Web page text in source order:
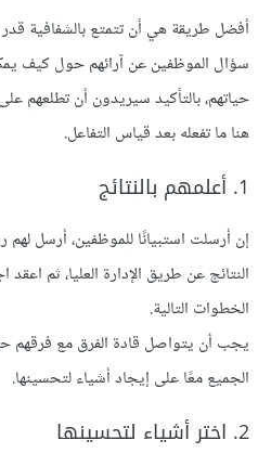
أفضل طريقة هي أن تتمتع بالشفافية
سؤال الموظفين عن آرائهم حول كيف
حياتهم، بالتأكيد سيريدون أن تطلعهم
هنا ما تفعله بعد قياس التفاعل.
1. أعلمهم بالنتائج
إن أرسلت استبيانًا للموظفين، أرسل لهم
النتائج عن طريق الإدارة العليا، ثم
الخطوات التالية.
يجب أن يتواصل قادة الفرق مع فرقهم
الجميع معًا على إيجاد أشياء لتحسينها.
2. اختر أشياء لتحسينها